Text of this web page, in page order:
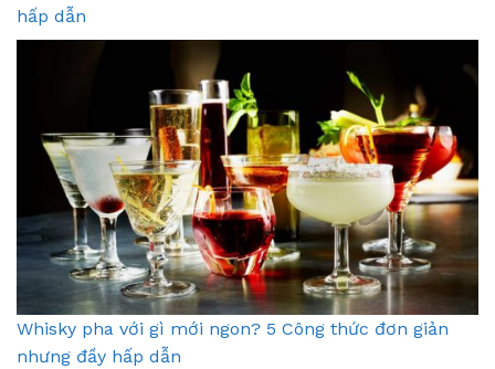
hấp dẫn
Whisky pha với gì mới ngon? 5 Công thức đơn giản
nhưng đầy hấp dẫn